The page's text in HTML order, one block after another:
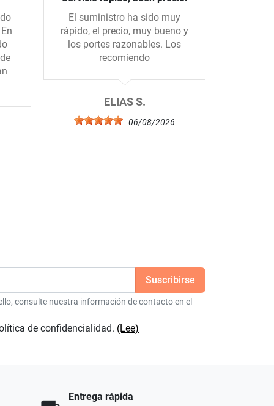
El suministro ha sido muy
rápido, el precio, muy bueno y
los portes razonables. Los
recomiendo
ELIAS S.
06/08/2026
consulte nuestra información de contacto en el
de confidencialidad. (Lee)
Entrega rápida